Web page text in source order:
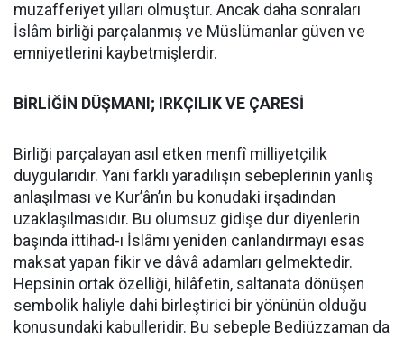
muzafferiyet yılları olmuştur. Ancak daha sonraları
İslâm birliği parçalanmış ve Müslümanlar güven ve
emniyetlerini kaybetmişlerdir.
BİRLİĞİN DÜŞMANI; IRKÇILIK VE ÇARESİ
Birliği parçalayan asıl etken menfî milliyetçilik
duygularıdır. Yani farklı yaradılışın sebeplerinin yanlış
anlaşılması ve Kur’ân’ın bu konudaki irşadından
uzaklaşılmasıdır. Bu olumsuz gidişe dur diyenlerin
başında ittihad-ı İslâmı yeniden canlandırmayı esas
maksat yapan fikir ve dâvâ adamları gelmektedir.
Hepsinin ortak özelliği, hilâfetin, saltanata dönüşen
sembolik haliyle dahi birleştirici bir yönünün olduğu
konusundaki kabulleridir. Bu sebeple Bediüzzaman da